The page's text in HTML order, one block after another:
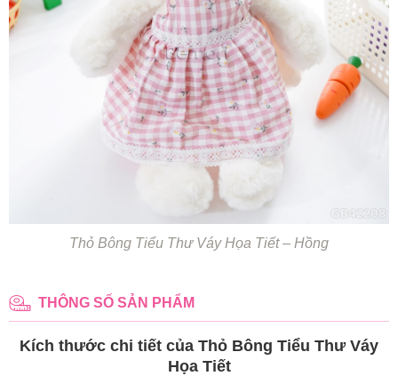
Thỏ Bông Tiểu Thư Váy Họa Tiết – Hồng
THÔNG SỐ SẢN PHẨM
Kích thước chi tiết của Thỏ Bông Tiểu Thư Váy
Họa Tiết